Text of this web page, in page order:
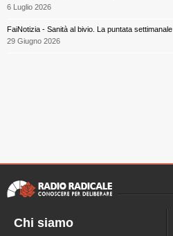
6 Luglio 2026
FaiNotizia - Sanità al bivio. La puntata settimanale
29 Giugno 2026
Chi siamo